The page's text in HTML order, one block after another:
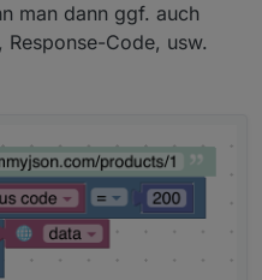
man dann ggf. auch
Code, usw.